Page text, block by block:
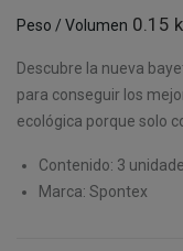
Peso / Volumen 0.15
Descubre la nueva
para conseguir los
ecológica porque solo
Contenido: 3
Marca: Spontex